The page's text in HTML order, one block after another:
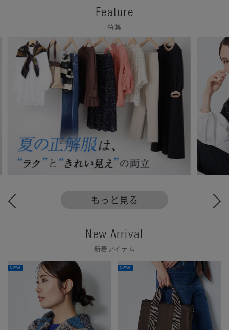
Feature
特集
もっと見る
New Arrival
新着アイテム
NEW NEW